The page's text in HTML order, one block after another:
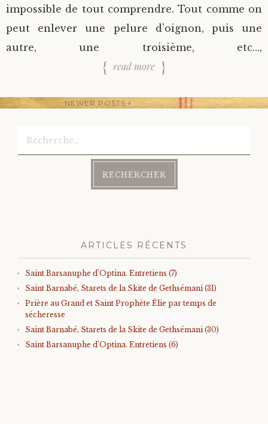
impossible de tout comprendre. Tout comme on
peut enlever une pelure d’oignon, puis une
autre, une troisième, etc…,
read more
Post
navigation
NEWER POSTS
ARTICLES RÉCENTS
Saint Barsanuphe d’Optina. Entretiens (7)
Saint Barnabé, Starets de la Skite de Gethsémani (31)
Prière au Grand et Saint Prophète Élie par temps de
sécheresse
Saint Barnabé, Starets de la Skite de Gethsémani (30)
Saint Barsanuphe d’Optina. Entretiens (6)